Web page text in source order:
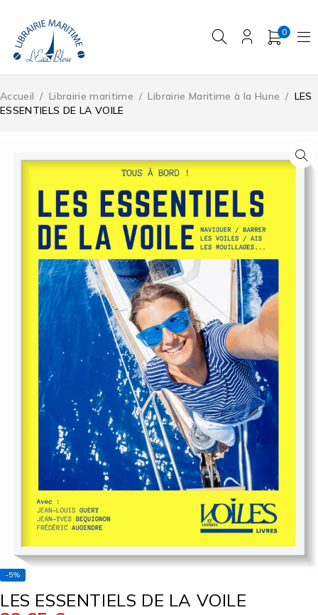
0
Accueil / Librairie maritime / Librairie Maritime à la Hune / LES
ESSENTIELS DE LA VOILE
-5%
LES ESSENTIELS DE LA VOILE